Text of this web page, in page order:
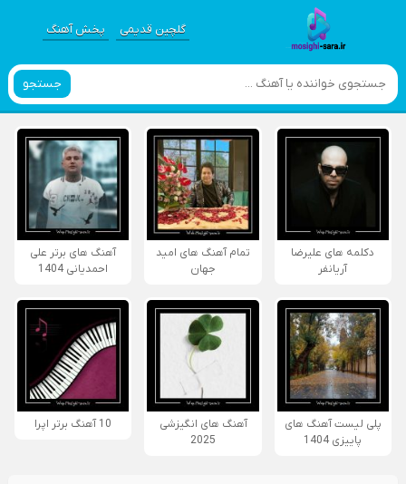
گلچین قدیمی پخش آهنگ
جستجو
دکلمه های علیرضا
آریانفر
تمام آهنگ های امید
جهان
آهنگ های برتر علی
احمدیانی 1404
پلی لیست آهنگ های
پاییزی 1404
آهنگ های انگیزشی
2025
10 آهنگ برتر اپرا